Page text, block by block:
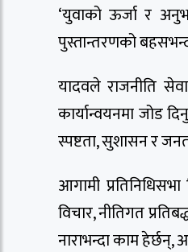
‘युवाको ऊर्जा र
पुस्तान्तरणको
यादवले राजनीति
कार्यान्वयनमा जोड
स्पष्टता, सुशासन र
आगामी
विचार, नीतिगत
नाराभन्दा काम हेर्छन्,